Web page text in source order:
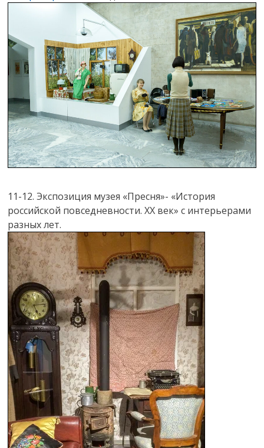
11-12. Экспозиция музея «Пресня»- «История
российской повседневности. XX век» с интерьерами
разных лет.